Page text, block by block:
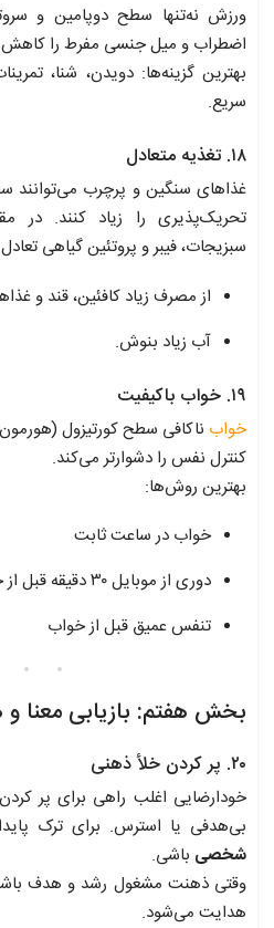
ورزش نه‌تنها سطح دوپامین و
اضطراب و میل جنسی مفرط را
بهترین گزینه‌ها: دویدن، شنا،
سریع.
۱۸. تغذیه متعادل
غذاهای سنگین و پرچرب می‌توانند
تحریک‌پذیری را زیاد کنند. در
سبزیجات، فیبر و پروتئین گیاهی
از مصرف زیاد کافئین، قند و
آب زیاد بنوش.
۱۹. خواب باکیفیت
خواب ناکافی سطح کورتیزول
کنترل نفس را دشوارتر می‌کند.
بهترین روش‌ها:
خواب در ساعت ثابت
دوری از موبایل ۳۰ دقیقه قبل از خواب
تنفس عمیق قبل از خواب
بخش هفتم: بازیابی معنا
۲۰. پر کردن خلأ ذهنی
خودارضایی اغلب راهی برای پر
بی‌هدفی یا استرس. برای ترک
شخصی باشی.
وقتی ذهنت مشغول رشد و هدف
هدایت می‌شود.